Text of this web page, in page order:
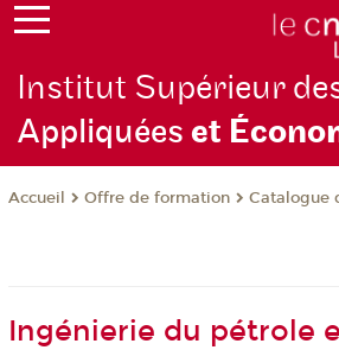
Institut Supérieur
Appliquéeset Écono
Accueil Offre de formation Catalogue
Ingénierie du pétrole